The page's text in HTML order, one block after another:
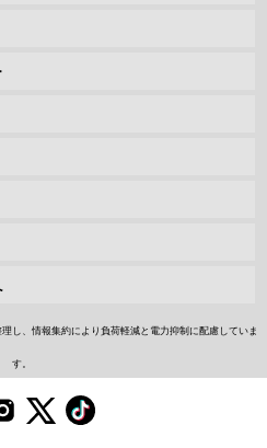
し、情報集約により負荷軽減と電力抑制に配慮していま
す。